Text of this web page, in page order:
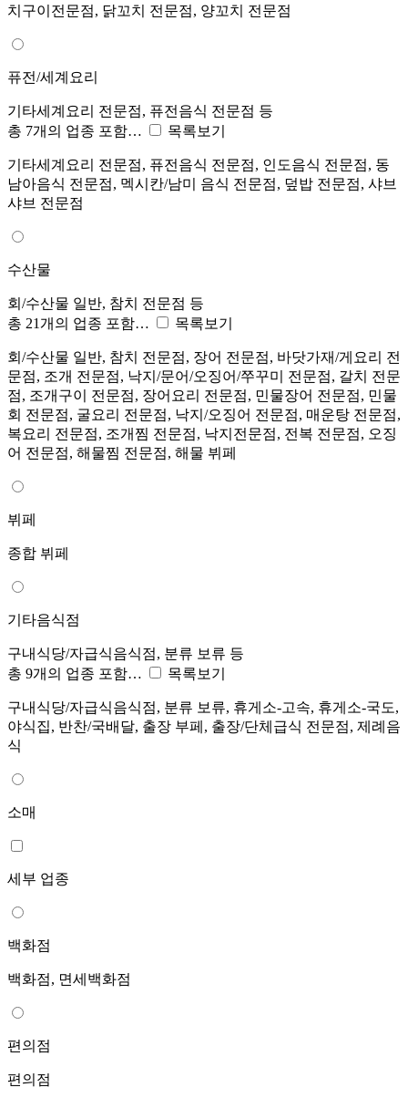
치구이전문점, 닭꼬치 전문점, 양꼬치 전문점
퓨전/세계요리
기타세계요리 전문점, 퓨전음식 전문점 등
총 7개의 업종 포함…
목록보기
기타세계요리 전문점, 퓨전음식 전문점, 인도음식 전문점, 동
남아음식 전문점, 멕시칸/남미 음식 전문점, 덮밥 전문점, 샤브
샤브 전문점
수산물
회/수산물 일반, 참치 전문점 등
총 21개의 업종 포함…
목록보기
회/수산물 일반, 참치 전문점, 장어 전문점, 바닷가재/게요리 전
문점, 조개 전문점, 낙지/문어/오징어/쭈꾸미 전문점, 갈치 전문
점, 조개구이 전문점, 장어요리 전문점, 민물장어 전문점, 민물
회 전문점, 굴요리 전문점, 낙지/오징어 전문점, 매운탕 전문점,
복요리 전문점, 조개찜 전문점, 낙지전문점, 전복 전문점, 오징
어 전문점, 해물찜 전문점, 해물 뷔페
뷔페
종합 뷔페
기타음식점
구내식당/자급식음식점, 분류 보류 등
총 9개의 업종 포함…
목록보기
구내식당/자급식음식점, 분류 보류, 휴게소-고속, 휴게소-국도,
야식집, 반찬/국배달, 출장 부페, 출장/단체급식 전문점, 제례음
식
소매
세부 업종
백화점
백화점, 면세백화점
편의점
편의점